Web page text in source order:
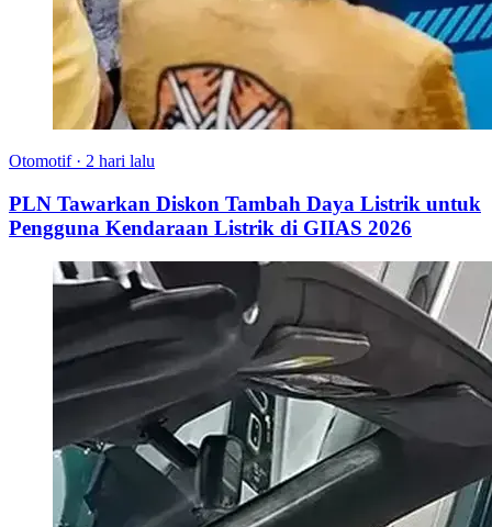
Otomotif · 2 hari lalu
PLN Tawarkan Diskon Tambah Daya Listrik untuk
Pengguna Kendaraan Listrik di GIIAS 2026